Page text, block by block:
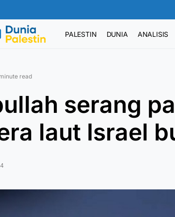
PALESTIN DUNIA ANALISIS
read
serang
laut Israel